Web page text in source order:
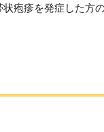
疱疹を発症した方